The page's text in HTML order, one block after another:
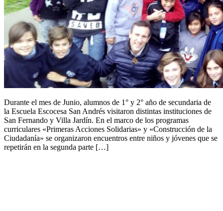
Durante el mes de Junio, alumnos de 1° y 2° año de secundaria de
la Escuela Escocesa San Andrés visitaron distintas instituciones de
San Fernando y Villa Jardín. En el marco de los programas
curriculares «Primeras Acciones Solidarias» y «Construcción de la
Ciudadanía» se organizaron encuentros entre niños y jóvenes que se
repetirán en la segunda parte […]